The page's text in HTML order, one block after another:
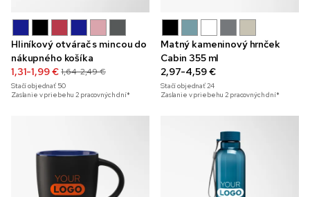
Hliníkový otvárač s mincou do
nákupného košíka
1,31-1,99 € 1,64-2,49 €
Stačí objednať 50
Zaslanie v priebehu 2 pracovných dní*
Matný kameninový hrnček
Cabin 355 ml
2,97-4,59 €
Stačí objednať24
Zaslanie v priebehu 2 pracovných dní*